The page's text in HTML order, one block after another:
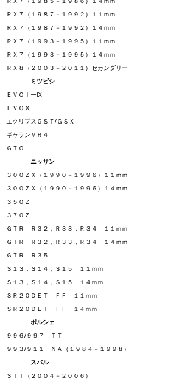
ＲＸ７（１９８７－１９９２）１１ｍｍ
ＲＸ７（１９８７－１９９２）１４ｍｍ
ＲＸ７（１９９３－１９９５）１１ｍｍ
ＲＸ７（１９９３－１９９５）１４ｍｍ
ＲＸ８（２００３－２０１１）セカンダリー
ミツビシ
ＥＶＯⅢーⅨ
ＥＶＯⅩ
エクリプスＧＳＴ/ＧＳＸ
ギャランＶＲ４
ＧＴＯ
ニッサン
３００ＺＸ（１９９０－１９９６）１１ｍｍ
３００ＺＸ（１９９０－１９９６）１４ｍｍ
３５０Ｚ
３７０Ｚ
ＧＴＲ Ｒ３２，Ｒ３３，Ｒ３４ １１ｍｍ
ＧＴＲ Ｒ３２，Ｒ３３，Ｒ３４ １４ｍｍ
ＧＴＲ Ｒ３５
Ｓ１３，Ｓ１４，Ｓ１５ １１ｍｍ
Ｓ１３，Ｓ１４，Ｓ１５ １４ｍｍ
ＳＲ２０ＤＥＴ ＦＦ １１ｍｍ
ＳＲ２０ＤＥＴ ＦＦ １４ｍｍ
ポルシェ
９９６/９９７ ＴＴ
９９３/９１１ ＮＡ（１９８４－１９９８）
スバル
ＳＴＩ（２００４－２００６）